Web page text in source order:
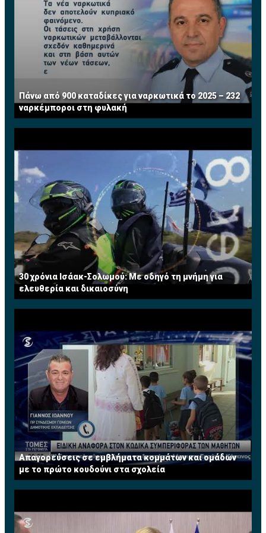
Πάνω από 900 καταδίκες για ναρκωτικά το 2025 – 232
ναρκέμποροι στη φυλακή
30 χρόνια Ισάακ-Σολωμού: Με οδηγό τη μνήμη για
ελευθερία και δικαιοσύνη
Απαγορεύσεις σε εμβλήματα κομμάτων και ομάδων
με το πρώτο κουδούνι στα σχολεία